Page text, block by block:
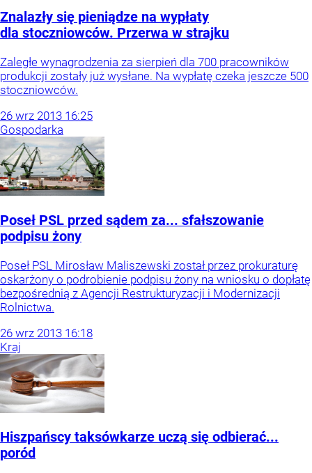
Znalazły się pieniądze na wypłaty
dla stoczniowców. Przerwa w strajku
Zaległe wynagrodzenia za sierpień dla 700 pracowników
produkcji zostały już wysłane. Na wypłatę czeka jeszcze 500
stoczniowców.
26 wrz 2013 16:25
Gospodarka
Poseł PSL przed sądem za... sfałszowanie
podpisu żony
Poseł PSL Mirosław Maliszewski został przez prokuraturę
oskarżony o podrobienie podpisu żony na wniosku o dopłatę
bezpośrednią z Agencji Restrukturyzacji i Modernizacji
Rolnictwa.
26 wrz 2013 16:18
Kraj
Hiszpańscy taksówkarze uczą się odbierać...
poród